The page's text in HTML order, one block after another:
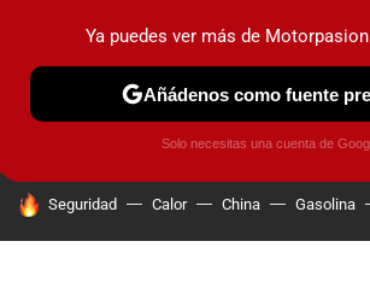
PRUEBAS COCHES ELÉCTRICOS
HOY SE HABLA DE
Seguridad Calor China Gasolina
Ya puedes ver más de
Añádenos como fuente
Solo necesitas una cuenta de